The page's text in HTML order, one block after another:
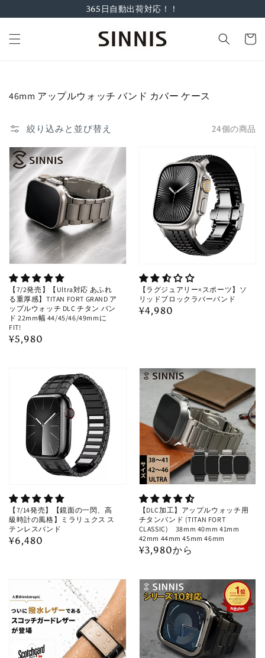
365日自動出荷対応！！
ー
コ
シ
ン:
46mm アップルウォッチ バンド カバー ケース
絞り込みと並び替え 24個の商品
【7/2発売】【Ultra対応 あふれ
る重厚感】TITAN FORT GRAND ア
ップルウォッチ DLC チタン バン
ド 22mm幅 44/45/46/49mmに
FIT!
通
¥5,980
【ラグジュアリー×スポーツ】ソ
リッドブロックラバーバンド
通
¥4,980
【7/14発売】【鏡面の一閃、高
級時計の風格】ミラリュクス ス
テンレスバンド
通
¥6,480
【DLC加工】アップルウォッチ用
チタンバンド (TITAN FORT
CLASSIC) 38mm 40mm 41mm
42mm 44mm 45mm 46mm
通
価
格
¥3,980から